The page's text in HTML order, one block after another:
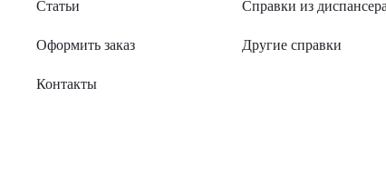
Статьи
Оформить заказ
Контакты
Справки из диспансера
Другие справки